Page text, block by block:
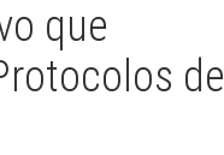
que
de